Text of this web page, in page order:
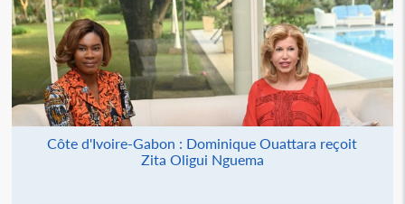
Côte d'Ivoire-Gabon : Dominique Ouattara reçoit
Zita Oligui Nguema